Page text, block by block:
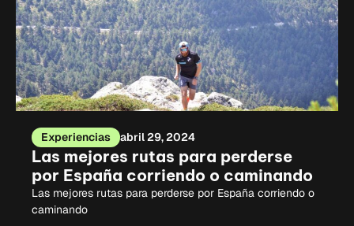
Experiencias abril 29, 2024
Las mejores rutas para perderse
por España corriendo o caminando
Las mejores rutas para perderse por España corriendo o
caminando